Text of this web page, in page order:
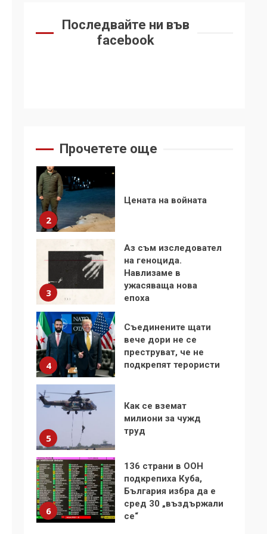
Последвайте ни във
facebook
Прочетете още
Удължаването на
1
стъпки от 1972 г.
2
Цената на войната
3
Аз съм изследовател
на геноцида.
Навлизаме в
ужасяваща нова
епоха
4
Съединените щати
вече дори не се
преструват, че не
подкрепят терористи
5
Как се вземат
милиони за чужд
труд
6
136 страни в ООН
подкрепиха Куба,
България избра да е
сред 30 „въздържали
се“